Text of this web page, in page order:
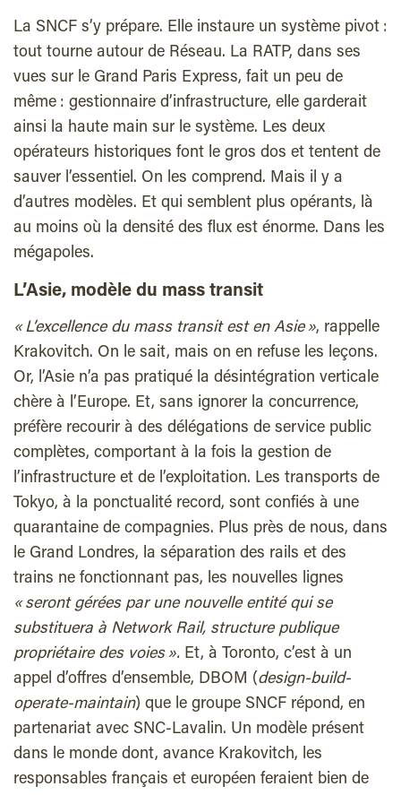
La SNCF s’y prépare. Elle instaure un système pivot :
tout tourne autour de Réseau. La RATP, dans ses
vues sur le Grand Paris Express, fait un peu de
même : gestionnaire d’infrastructure, elle garderait
ainsi la haute main sur le système. Les deux
opérateurs historiques font le gros dos et tentent de
sauver l’essentiel. On les comprend. Mais il y a
d’autres modèles. Et qui semblent plus opérants, là
au moins où la densité des flux est énorme. Dans les
mégapoles.
L’Asie, modèle du mass transit
« L’excellence du mass transit est en Asie », rappelle
Krakovitch. On le sait, mais on en refuse les leçons.
Or, l’Asie n’a pas pratiqué la désintégration verticale
chère à l’Europe. Et, sans ignorer la concurrence,
préfère recourir à des délégations de service public
complètes, comportant à la fois la gestion de
l’infrastructure et de l’exploitation. Les transports de
Tokyo, à la ponctualité record, sont confiés à une
quarantaine de compagnies. Plus près de nous, dans
le Grand Londres, la séparation des rails et des
trains ne fonctionnant pas, les nouvelles lignes
« seront gérées par une nouvelle entité qui se
substituera à Network Rail, structure publique
propriétaire des voies ». Et, à Toronto, c’est à un
appel d’offres d’ensemble, DBOM (design-build-
operate-maintain) que le groupe SNCF répond, en
partenariat avec SNC-Lavalin. Un modèle présent
dans le monde dont, avance Krakovitch, les
responsables français et européen feraient bien de